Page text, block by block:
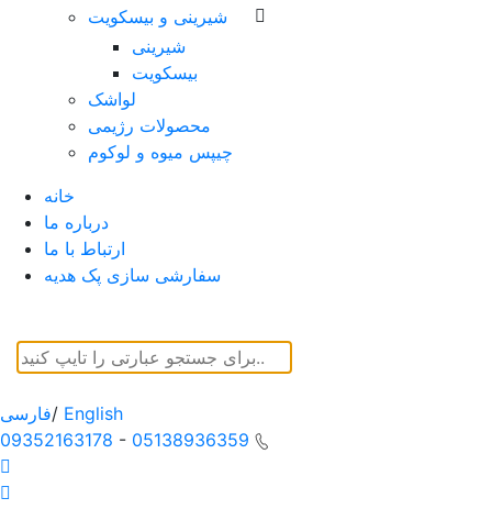
شیرینی و بیسکویت
شیرینی
بیسکویت
لواشک
محصولات رژیمی
چیپس میوه و لوکوم
خانه
درباره ما
ارتباط با ما
سفارشی سازی پک هدیه
فارسی/ English
09352163178 - 05138936359